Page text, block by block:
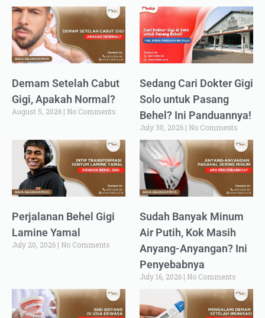
Demam Setelah Cabut
Gigi, Apakah Normal?
August 5, 2026 No Comments
Sedang Cari Dokter Gigi
Solo untuk Pasang
Behel? Ini Panduannya!
July 30, 2026 No Comments
Perjalanan Behel Gigi
Lamine Yamal
July 20, 2026 No Comments
Sudah Banyak Minum
Air Putih, Kok Masih
Anyang-Anyangan? Ini
Penyebabnya
July 16, 2026 No Comments